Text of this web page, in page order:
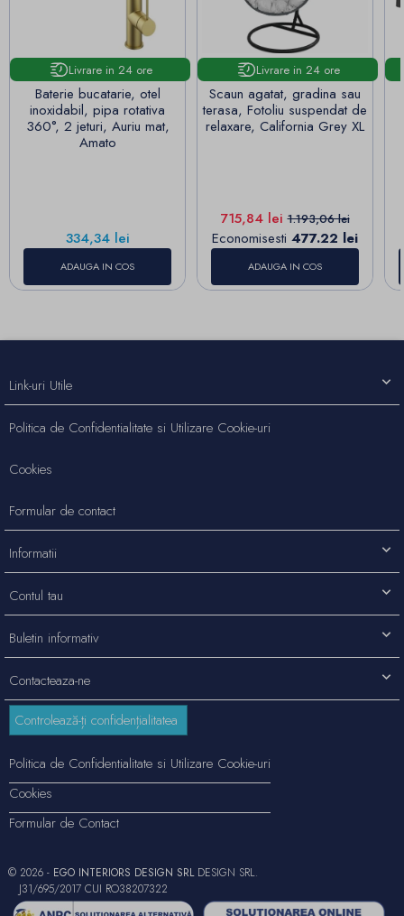
Livrare in 24 ore
Baterie bucatarie, otel
inoxidabil, pipa rotativa
360°, 2 jeturi, Auriu mat,
Amato
Pret
334,34 lei
ADAUGA IN COS
Livrare in 24 ore
Scaun agatat, gradina sau
terasa, Fotoliu suspendat de
relaxare, California Grey XL
Pret
715,84 leiPret de baza
1.193,06 lei
Economisesti 477.22 lei
ADAUGA IN COS
Contacteaza-ne
Link-uri Utile
Politica de Confidentialitate si Utilizare Cookie-uri
Cookies
Formular de contact
Informatii
Contul tau
Buletin informativ
Controlează-ți confidențialitatea
Politica de Confidentialitate si Utilizare Cookie-uri
Cookies
Formular de Contact
© 2026 - EGO INTERIORS DESIGN SRLDESIGN SRL.
J31/695/2017 CUI RO38207322